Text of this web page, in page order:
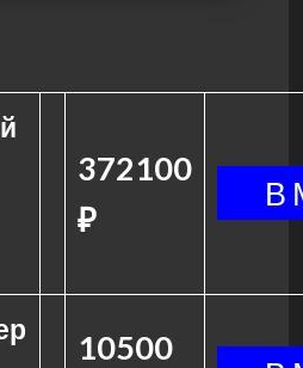
372100
₽
10500